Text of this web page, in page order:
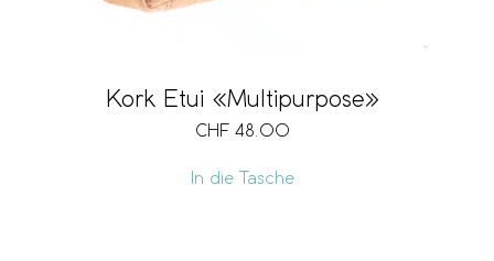
Kork Etui «Multipurpose»
CHF 48.00
In die Tasche